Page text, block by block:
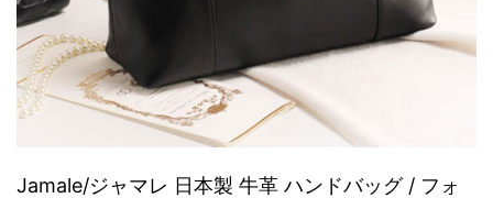
Jamale/ジャマレ 日本製 牛革 ハンドバッグ / フォ